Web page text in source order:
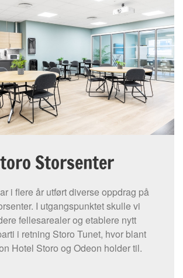
Storsenter
i flere år utført diverse oppdrag på
I utgangspunktet skulle vi
fellesarealer og etablere nytt
i retning Storo Tunet, hvor blant
Hotel Storo og Odeon holder til.